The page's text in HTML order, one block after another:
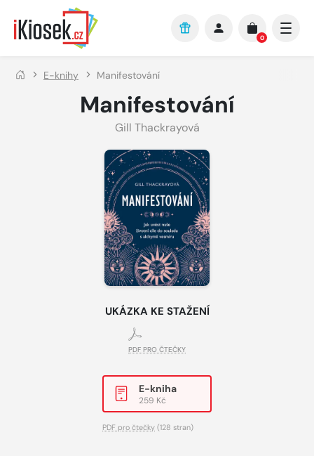
Přejít na hlavní obsah
0
E-knihy Manifestování
Manifestování
Gill Thackrayová
UKÁZKA KE STAŽENÍ
PDF PRO ČTEČKY
E-kniha
259 Kč
PDF pro čtečky (128 stran)